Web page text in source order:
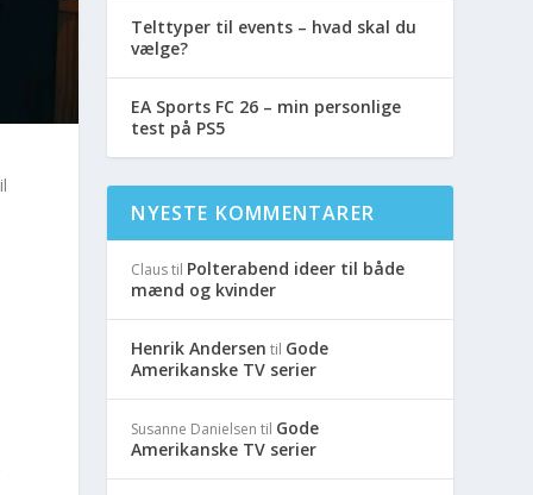
Telttyper til events – hvad skal du
vælge?
EA Sports FC 26 – min personlige
test på PS5
NYESTE KOMMENTARER
Claustil Polterabend ideer til både
mænd og kvinder
Henrik Andersen til Gode
Amerikanske TV serier
Susanne Danielsen til Gode
Amerikanske TV serier